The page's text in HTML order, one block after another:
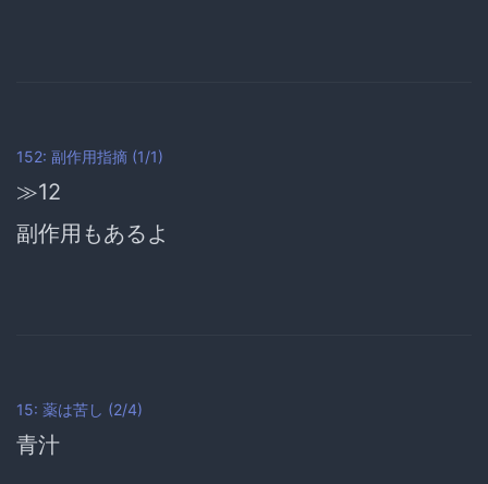
152: 副作用指摘 (1/1)
≫12
副作用もあるよ
15: 薬は苦し (2/4)
青汁